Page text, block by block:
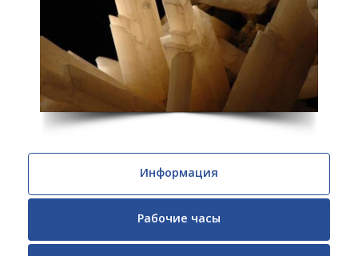
Информация
Рабочие часы